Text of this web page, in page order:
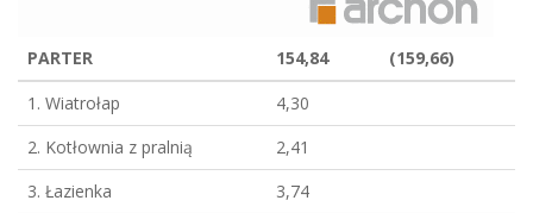
PARTER 154,84
(159,66)
1. Wiatrołap
4,30
2. Kotłownia z pralnią
2,41
3. Łazienka
3,74